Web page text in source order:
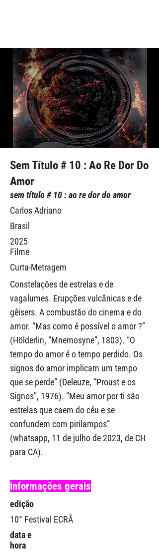
Sem Título # 10 : Ao Re Dor Do
Amor
sem título # 10 : ao re dor do amor
Carlos Adriano
Brasil
2025
Filme
Curta-Metragem
Constelações de estrelas e de
vagalumes. Erupções vulcânicas e de
gêisers. A combustão do cinema e do
amor. “Mas como é possível o amor ?”
(Hölderlin, “Mnemosyne”, 1803). “O
tempo do amor é o tempo perdido. Os
signos do amor implicam um tempo
que se perde” (Deleuze, “Proust e os
Signos”, 1976). “Meu amor por ti são
estrelas que caem do céu e se
confundem com pirilampos”
(whatsapp, 11 de julho de 2023, de CH
para CA).
informações gerais
edição
10° Festival ECRÃ
data e
hora